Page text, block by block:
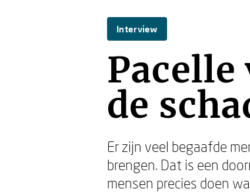
Interview
de
Er zijn veel begaafde
brengen. Dat is een
mensen precies doen